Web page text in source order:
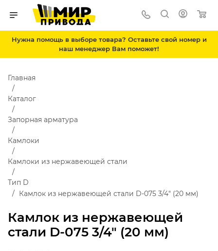
Нужна помощь в выборе товара? Оставьте свой номер и
наш менеджер Вам поможет!
Камлок из нержавеющей
стали D-075 3/4" (20 мм)
Главная
Каталог
Запорная арматура
Камлоки
Камлоки из нержавеющей стали
Тип D
Камлок из нержавеющей стали D-075 3/4" (20 мм)